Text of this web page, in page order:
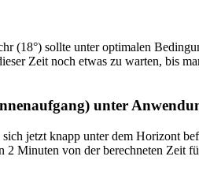
(18°) sollte unter optimalen
Zeit noch etwas zu warten, bis
unter
jetzt knapp unter dem Horizont
2 Minuten von der berechneten Zeit